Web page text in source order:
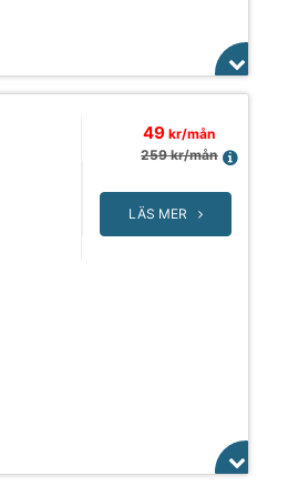
49 kr/mån
259 kr/mån
LÄS MER